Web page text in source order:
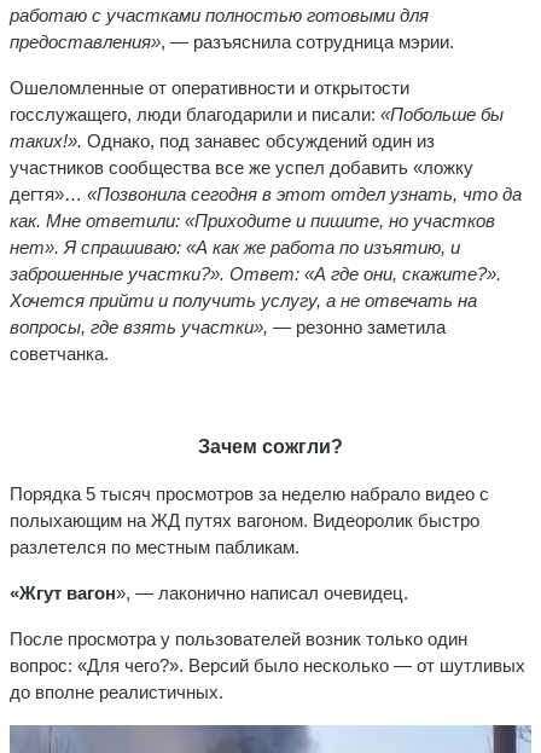
работаю с участками полностью готовыми для
предоставления», — разъяснила сотрудница мэрии.
Ошеломленные от оперативности и открытости
госслужащего, люди благодарили и писали: «Побольше бы
таких!». Однако, под занавес обсуждений один из
участников сообщества все же успел добавить «ложку
дегтя»… «Позвонила сегодня в этот отдел узнать, что да
как. Мне ответили: «Приходите и пишите, но участков
нет». Я спрашиваю: «А как же работа по изъятию, и
заброшенные участки?». Ответ: «А где они, скажите?».
Хочется прийти и получить услугу, а не отвечать на
вопросы, где взять участки», — резонно заметила
советчанка.
Зачем сожгли?
Порядка 5 тысяч просмотров за неделю набрало видео с
полыхающим на ЖД путях вагоном. Видеоролик быстро
разлетелся по местным пабликам.
«Жгут вагон», — лаконично написал очевидец.
После просмотра у пользователей возник только один
вопрос: «Для чего?». Версий было несколько — от шутливых
до вполне реалистичных.